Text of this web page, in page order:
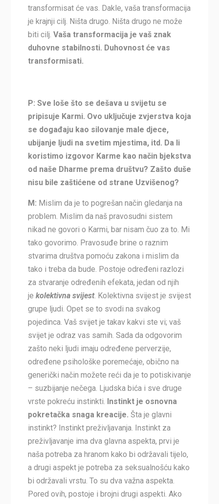
transformisat će vas. Dakle, vaša transformacija
je krajnji cilj. Ništa drugo. Ništa drugo ne može
biti cilj. Vaša transformacija je vaš znak
duhovne stabilnosti. Duhovnost će vas
transformisati.
­­­P: Sve loše što se dešava u svijetu se
pripisuje Karmi. Ovo uključuje zvjerstva koja
se događaju kao silovanje male djece,
ubijanje ljudi na svetim mjestima, itd. Da li
koristimo izgovor Karme kao način bjekstva
od naše Dharme prema društvu? Zašto duše
nisu bile zaštićene od strane Uzvišenog?
M: Mislim da je to pogrešan način gledanja na
problem. Mislim da naš pravosudni sistem
nikad ne govori o Karmi, bar nisam čuo za to. Mi
tako govorimo. Pravosuđe brine o raznim
stvarima društva pomoću zakona i mislim da
tako i treba da bude. Postoje određeni razlozi
za stvaranje određenih efekata, jedan od njih
je kolektivna svijest. Kolektivna svijest je svijest
grupe ljudi. Opet se to svodi na svakog
pojedinca. Vaš svijet je takav kakvi ste vi; vaš
svijet je odraz vas samih. Sada da odgovorim
zašto neki ljudi imaju određene perverzije,
određene psihološke poremećaje, obično na
generički način možete reći da je to potiskivanje
– suzbijanje nečega. Ljudska bića i sve druge
vrste pokreću instinkti. Instinkt je osnovna
pokretačka snaga kreacije. Šta je glavni
instinkt? Instinkt preživljavanja. Instinkt za
preživljavanje ima dva glavna aspekta, prvi je
naša potreba za hranom kako bi održavali tijelo,
a drugi aspekt je potreba za seksualnošću kako
bi održavali vrstu. To su dva važna aspekta.
Pored ovih, postoje i brojni drugi aspekti. Ako